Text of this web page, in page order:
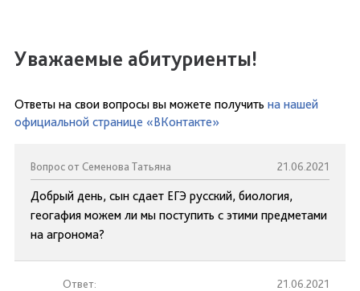
Уважаемые абитуриенты!
Ответы на свои вопросы вы можете получить на нашей
официальной странице «ВКонтакте»
Вопрос от Семенова Татьяна 21.06.2021
Добрый день, сын сдает ЕГЭ русский, биология,
геогафия можем ли мы поступить с этими предметами
на агронома?
Ответ: 21.06.2021